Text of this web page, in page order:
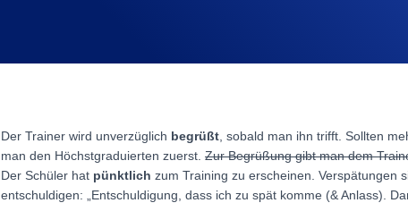
Der Trainer wird unverzüglich begrüßt , sobald man ihn trifft. Sollten
man den Höchstgraduierten zuerst. Zur Begrüßung gibt man dem
Der Schüler hat pünktlich zum Training zu erscheinen. Verspätungen
entschuldigen: „Entschuldigung, dass ich zu spät komme (& Anlass).